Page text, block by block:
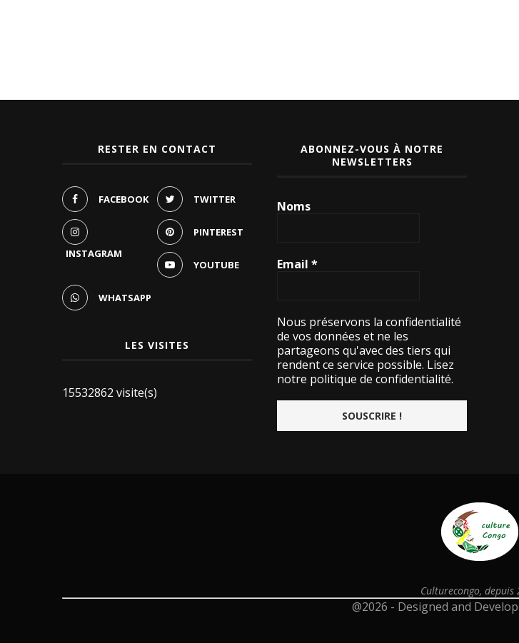
RESTER EN CONTACT
FACEBOOK TWITTER
INSTAGRAM
PINTEREST
YOUTUBE
WHATSAPP
LES VISITES
15532862 visite(s)
ABONNEZ-VOUS À NOTRE
NEWSLETTERS
Noms
Email*
Nous préservons la confidentialité
de vos données et ne les
partageons qu'avec des tiers qui
rendent ce service possible. Lisez
notre politique de confidentialité.
Culturecongo, depuis
@2026 - Designed and